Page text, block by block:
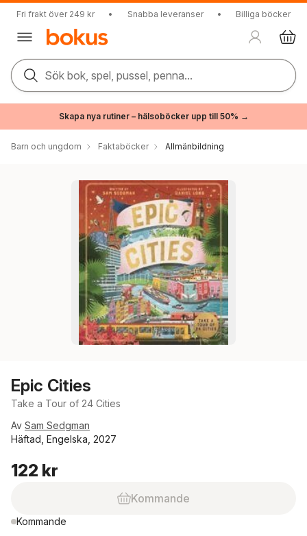
Fri frakt över 249 kr • Snabba leveranser • Billiga böcker
Sök bok, spel, pussel, penna...
Skapa nya rutiner – hälsoböcker upp till 50% →
Barn och ungdom Faktaböcker Allmänbildning
Epic Cities
Take a Tour of 24 Cities
Av Sam Sedgman
Häftad, Engelska, 2027
122 kr
Kommande
Kommande